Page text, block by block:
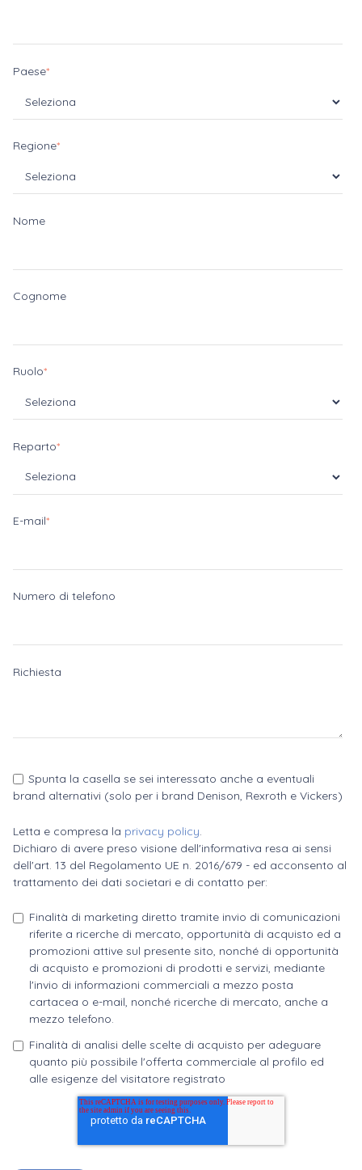
Paese*
Regione*
Nome
Cognome
Ruolo*
Reparto*
E-mail*
Numero di telefono
Richiesta
Spunta la casella se sei interessato anche a eventuali
brand alternativi (solo per i brand Denison, Rexroth e Vickers)
Letta e compresa la privacy policy.
Dichiaro di avere preso visione dell'informativa resa ai sensi
dell'art. 13 del Regolamento UE n. 2016/679 - ed acconsento al
trattamento dei dati societari e di contatto per:
Finalità di marketing diretto tramite invio di comunicazioni
riferite a ricerche di mercato, opportunità di acquisto ed a
promozioni attive sul presente sito, nonché di opportunità
di acquisto e promozioni di prodotti e servizi, mediante
l'invio di informazioni commerciali a mezzo posta
cartacea o e-mail, nonché ricerche di mercato, anche a
mezzo telefono.
Finalità di analisi delle scelte di acquisto per adeguare
quanto più possibile l'offerta commerciale al profilo ed
alle esigenze del visitatore registrato